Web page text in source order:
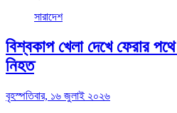
সারাদেশ
বিশ্বকাপ খেলা দেখে ফেরার
নিহত
বৃহস্পতিবার, ১৬ জুলাই ২০২৬